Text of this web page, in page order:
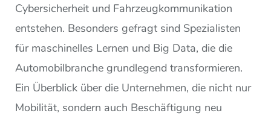
Cybersicherheit und Fahrzeugkommunikation
entstehen. Besonders gefragt sind Spezialisten
für maschinelles Lernen und Big Data, die die
Automobilbranche grundlegend transformieren.
Ein Überblick über die Unternehmen, die nicht nur
Mobilität, sondern auch Beschäftigung neu